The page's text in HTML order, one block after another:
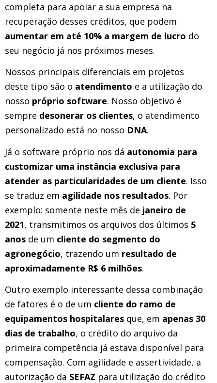
completa para apoiar a sua empresa na
recuperação desses créditos, que podem
aumentar em até 10% a margem de lucro do
seu negócio já nos próximos meses.
Nossos principais diferenciais em projetos
deste tipo são o atendimento e a utilização do
nosso próprio software. Nosso objetivo é
sempre desonerar os clientes, o atendimento
personalizado está no nosso DNA.
Já o software próprio nos dá autonomia para
customizar uma instância exclusiva para
atender as particularidades de um cliente. Isso
se traduz em agilidade nos resultados. Por
exemplo: somente neste mês de janeiro de
2021, transmitimos os arquivos dos últimos 5
anos de um cliente do segmento do
agronegócio, trazendo um resultado de
aproximadamente R$ 6 milhões.
Outro exemplo interessante dessa combinação
de fatores é o de um cliente do ramo de
equipamentos hospitalares que, em apenas 30
dias de trabalho, o crédito do arquivo da
primeira competência já estava disponível para
compensação. Com agilidade e assertividade, a
autorização da SEFAZ para utilização do crédito